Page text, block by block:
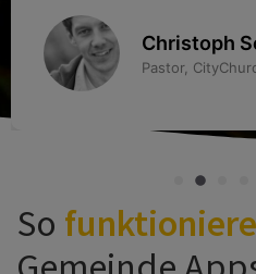
Markus
Leiter
Kaiserslautern-
So